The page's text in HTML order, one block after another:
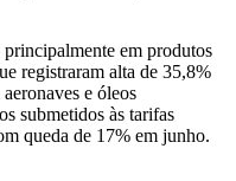
em produtos
registraram alta de 35,8%
e óleos
submetidos às tarifas
queda de 17% em junho.